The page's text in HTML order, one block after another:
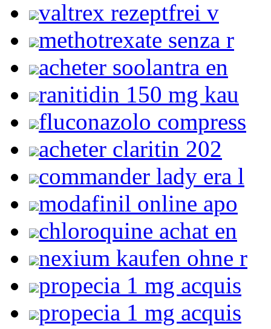
valtrex rezeptfrei v
methotrexate senza r
acheter soolantra en
ranitidin 150 mg kau
fluconazolo compress
acheter claritin 202
commander lady era l
modafinil online apo
chloroquine achat en
nexium kaufen ohne r
propecia 1 mg acquis
propecia 1 mg acquis